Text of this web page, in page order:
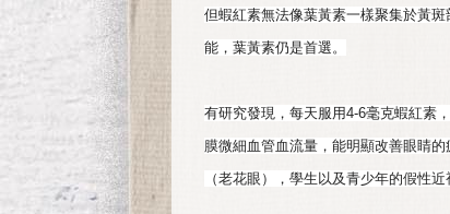
但蝦紅素無法像葉黃素一樣聚集於黃
能，葉黃素仍是首選。
有研究發現，每天服用4-6毫克蝦紅素
膜微細血管血流量，能明顯改善眼睛
（老花眼），學生以及青少年的假性近